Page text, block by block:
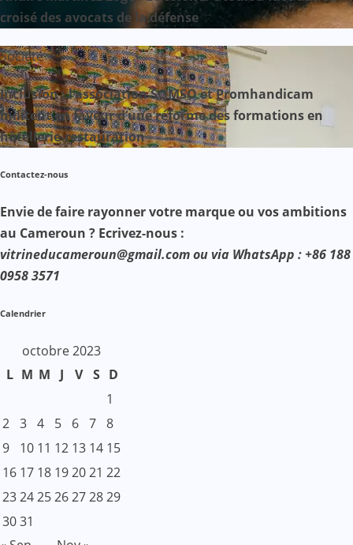
croisé des avocats de la défense
Société
Inclusion : l’association SOMSO et Promhandicam
militent en faveur d’une réforme des formations en
hôtellerie-restauration
Contactez-nous
Envie de faire rayonner votre marque ou vos ambitions
au Cameroun ? Ecrivez-nous :
vitrineducameroun@gmail.com ou via WhatsApp : +86 188
0958 3571
Calendrier
octobre 2023
L M M J V S D
1
2 3 4 5 6 7 8
9
10 11 12 13 14 15
16 17 18 192021 22
23242526272829
3031